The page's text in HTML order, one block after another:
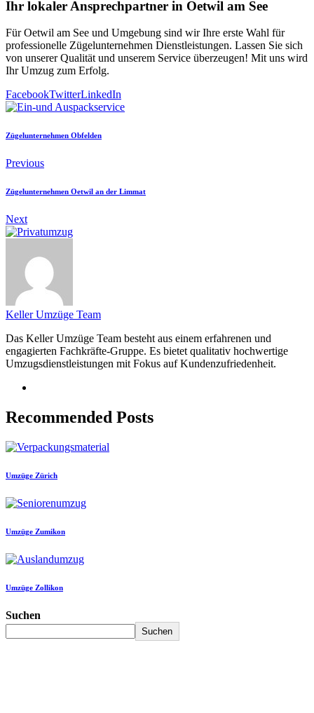
Ihr lokaler Ansprechpartner in Oetwil am See
Für Oetwil am See und Umgebung sind wir Ihre erste Wahl für
professionelle Zügelunternehmen Dienstleistungen. Lassen Sie sich
von unserer Qualität und unserem Service überzeugen! Mit uns wird
Ihr Umzug zum Erfolg.
FacebookTwitterLinkedIn
Zügelunternehmen Obfelden
Previous
Zügelunternehmen Oetwil an der Limmat
Next
Keller Umzüge Team
Das Keller Umzüge Team besteht aus einem erfahrenen und
engagierten Fachkräfte-Gruppe. Es bietet qualitativ hochwertige
Umzugsdienstleistungen mit Fokus auf Kundenzufriedenheit.
Recommended Posts
Umzüge Zürich
Umzüge Zumikon
Umzüge Zollikon
Suchen
Suchen